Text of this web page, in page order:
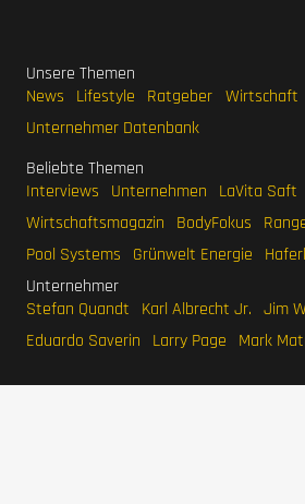
Unsere Themen
News
Lifestyle Ratgeber Wirtschaft
Unternehmer Datenbank
Beliebte Themen
Interviews
Unternehmen LaVita Saft
Wirtschaftsmagazin
BodyFokus
Pool Systems
Grünwelt Energie
Unternehmer
Stefan Quandt
Karl Albrecht Jr. Jim
Eduardo Saverin
Larry Page Mark